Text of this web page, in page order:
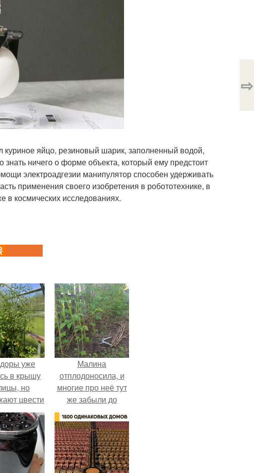
яйцо, резиновый шарик, заполненный водой,
ничего о форме объекта, который ему предстоит
электроадгезии манипулятор способен удерживать
применения своего изобретения в робототехнике, в
космических исследованиях.
⇨
уже
в крышу
но
цвести
Малина
отплодоносила, и
многие про неё тут
же забыли до
следующего лета.